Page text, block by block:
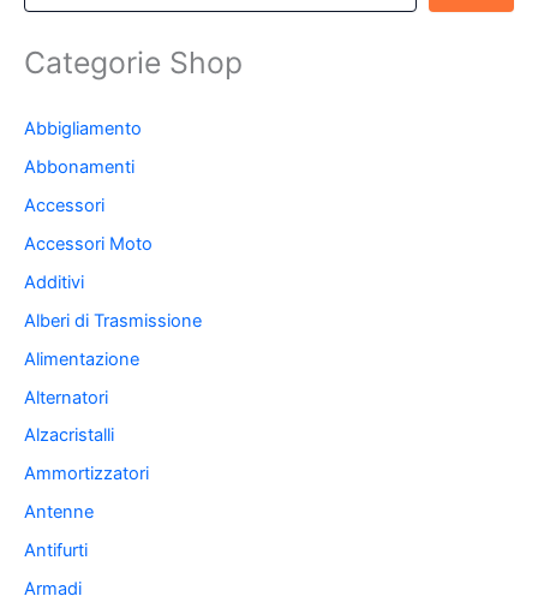
Categorie Shop
Abbigliamento
Abbonamenti
Accessori
Accessori Moto
Additivi
Alberi di Trasmissione
Alimentazione
Alternatori
Alzacristalli
Ammortizzatori
Antenne
Antifurti
Armadi